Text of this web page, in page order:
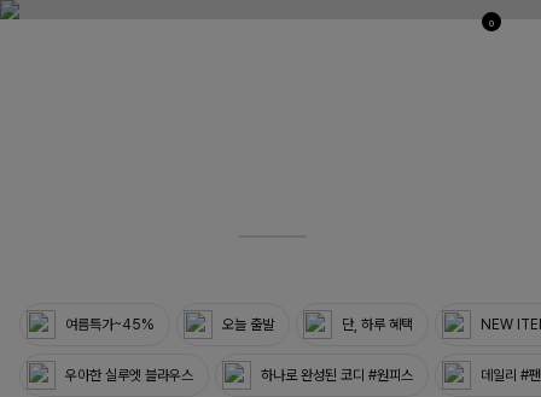
0
여름특가~45% 오늘 출발 단, 하루 혜택 NEW
우아한 실루엣 블라우스 하나로 완성된 코디 #원피스 데일리 #